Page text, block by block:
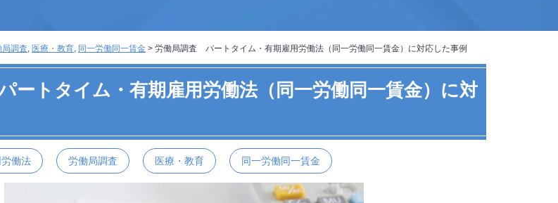
局調査 医療・教育 同一労働同一賃金 > 労働局調査 パートタイム・有期雇用労働法（同一労働同一賃金）に対応した事例
ートタイム・有期雇用労働法（同一労働同一賃金）に対
働法 労働局調査 医療・教育 同一労働同一賃金